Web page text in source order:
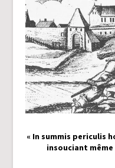
« In summis periculis
insouciant